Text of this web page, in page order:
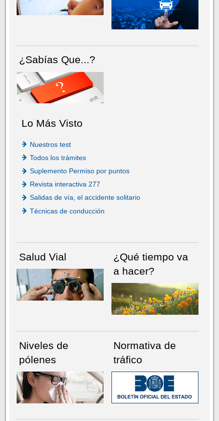
¿Sabías Que...?
Lo Más Visto
Nuestros test
Todos los trámites
Suplemento Permiso por puntos
Revista interactiva 277
Salidas de vía, el accidente solitario
Técnicas de conducción
Salud Vial
¿Qué tiempo va
a hacer?
Niveles de
pólenes
Normativa de
tráfico